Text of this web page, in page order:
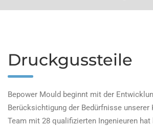
Druckgussteile
Bepower Mould beginnt mit der
Berücksichtigung der Bedürfnisse unserer
Team mit 28 qualifizierten Ingenieuren hat